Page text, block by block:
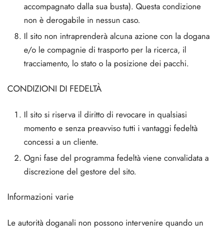
accompagnato dalla sua busta). Questa condizione
non è derogabile in nessun caso.
Il sito non intraprenderà alcuna azione con la dogana
e/o le compagnie di trasporto per la ricerca, il
tracciamento, lo stato o la posizione dei pacchi.
CONDIZIONI DI FEDELTÀ
Il sito si riserva il diritto di revocare in qualsiasi
momento e senza preavviso tutti i vantaggi fedeltà
concessi a un cliente.
Ogni fase del programma fedeltà viene convalidata a
discrezione del gestore del sito.
Informazioni varie
Le autorità doganali non possono intervenire quando un